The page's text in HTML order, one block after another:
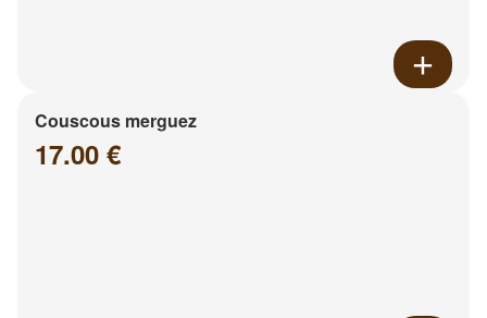
Couscous merguez
17.00 €